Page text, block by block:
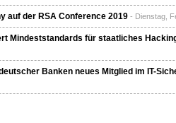
auf der RSA Conference 2019 - Dienstag,
Mindeststandards für staatliches
Banken neues Mitglied im IT-